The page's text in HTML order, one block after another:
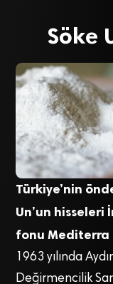
Söke
Türkiye’nin
Un’un hisseleri
fonu Mediterra
1963 yılında
Değirmencilik